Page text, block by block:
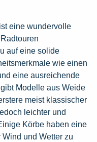
eine wundervolle
auf eine solide
wie einen
eine ausreichende
Modelle aus Weide
meist klassischer
leichter und
Körbe haben eine
und Wetter zu